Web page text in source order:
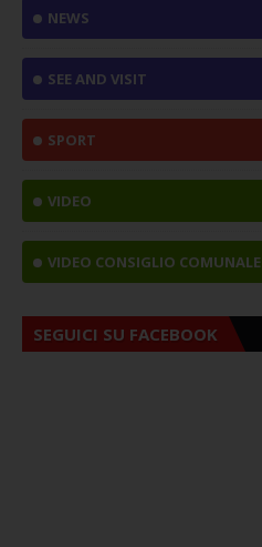
NEWS
SEE AND VISIT
SPORT
VIDEO
VIDEO CONSIGLIO COMUNALE
SEGUICI SU FACEBOOK